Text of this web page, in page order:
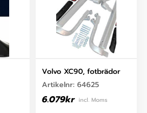
Volvo XC90, fotbrädor
Artikelnr: 64625
6.079kr incl. Moms